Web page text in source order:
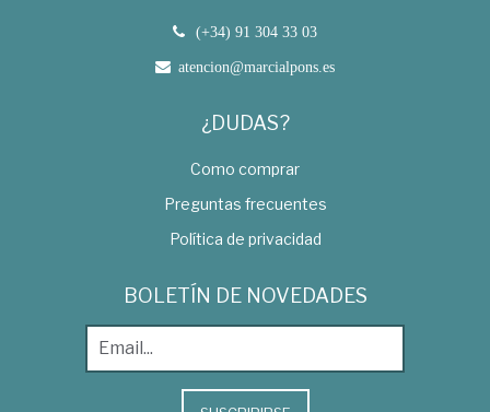
(+34) 91 304 33 03
atencion@marcialpons.es
¿DUDAS?
Como comprar
Preguntas frecuentes
Política de privacidad
BOLETÍN DE NOVEDADES